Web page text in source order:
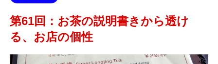
第61回：お茶の説明書きから透け
る、お店の個性